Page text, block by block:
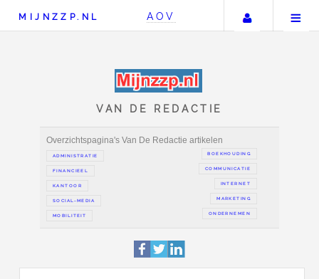
MIJNZZP.NL AOV Uw
VAN DE REDACTIE
Overzichtspagina's Van De Redactie artikelen
ADMINISTRATIE